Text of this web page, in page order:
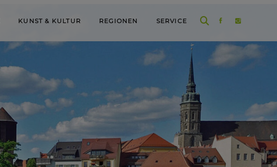
KUNST & KULTUR REGIONEN SERVICE